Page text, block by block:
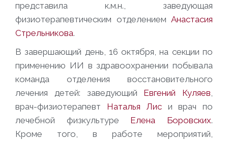
представила к.м.н., заведующая
физиотерапевтическим отделением Анастасия
Стрельникова.
В завершающий день, 16 октября, на секции по
применению ИИ в здравоохранении побывала
команда отделения восстановительного
лечения детей: заведующий Евгений Куляев,
врач-физиотерапевт Наталья Лис и врач по
лечебной физкультуре Елена Боровских.
Кроме того, в работе мероприятий,